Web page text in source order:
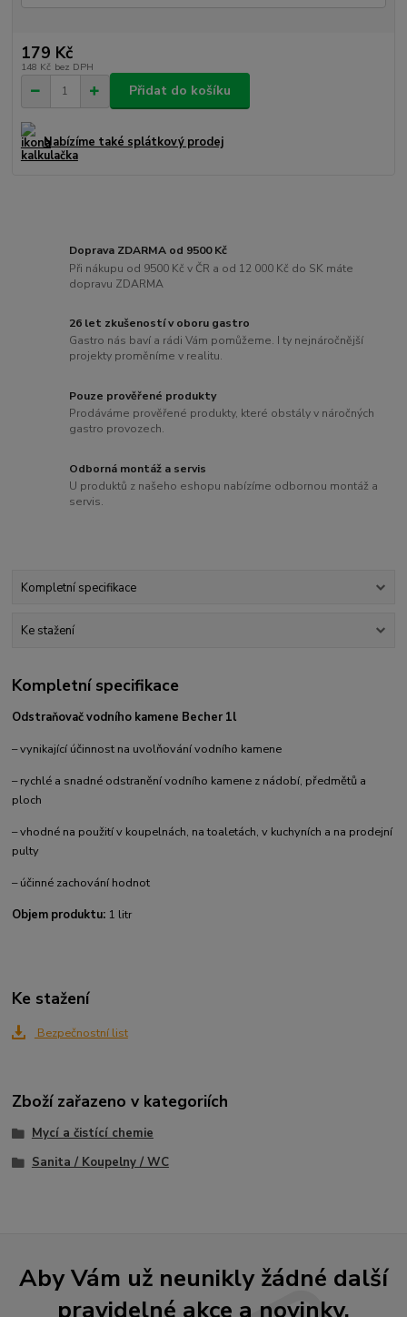
179 Kč
148 Kč bez DPH
Přidat do košíku
Nabízíme také splátkový prodej
Doprava ZDARMA od 9500 Kč
Při nákupu od 9500 Kč v ČR a od 12 000 Kč do SK máte
dopravu ZDARMA
26 let zkušeností v oboru gastro
Gastro nás baví a rádi Vám pomůžeme. I ty nejnáročnější
projekty proměníme v realitu.
Pouze prověřené produkty
Prodáváme prověřené produkty, které obstály v náročných
gastro provozech.
Odborná montáž a servis
U produktů z našeho eshopu nabízíme odbornou montáž a
servis.
Kompletní specifikace
Ke stažení
Kompletní specifikace
Odstraňovač vodního kamene Becher 1l
– vynikající účinnost na uvolňování vodního kamene
– rychlé a snadné odstranění vodního kamene z nádobí, předmětů a
ploch
– vhodné na použití v koupelnách, na toaletách, v kuchyních a na prodejní
pulty
– účinné zachování hodnot
Objem produktu: 1 litr
Ke stažení
Bezpečnostní list
Zboží zařazeno v kategoriích
Mycí a čistící chemie
Sanita / Koupelny / WC
Aby Vám už neunikly žádné další
pravidelné akce a novinky.